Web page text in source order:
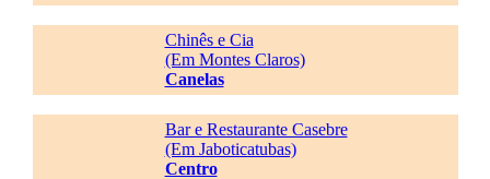
Chinês e Cia
(Em Montes Claros)
Canelas
Bar e Restaurante Casebre
(Em Jaboticatubas)
Centro